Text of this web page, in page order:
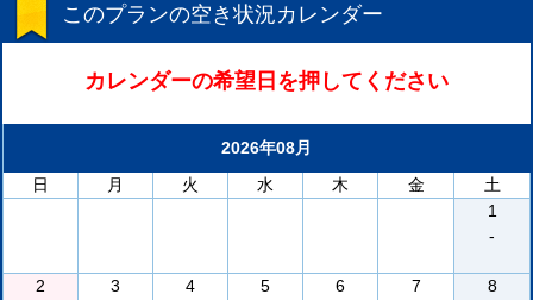
このプランの空き状況カレンダー
カレンダーの希望日を押してください
2026年08月
日
月 火 水 木 金
土
1
-
2
3
4
5
6
7
8